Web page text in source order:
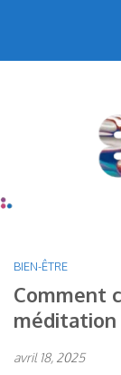
contenu
BIEN-ÊTRE
Comment
méditation
avril 18, 2025